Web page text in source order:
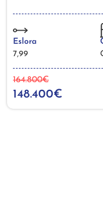
Eslora
7,99
164.800€
148.400€